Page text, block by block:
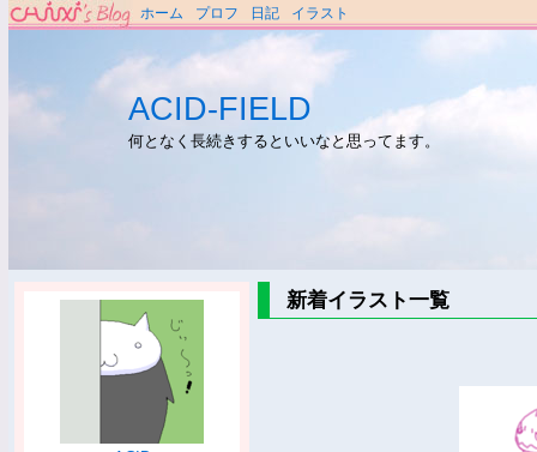
ホーム プロフ 日記 イラスト
ACID-FIELD
何となく長続きするといいなと思ってます。
新着イラスト一覧